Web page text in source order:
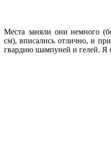
Места заняли они немного
см), вписались отлично, и
гвардию шампуней и гелей. Я